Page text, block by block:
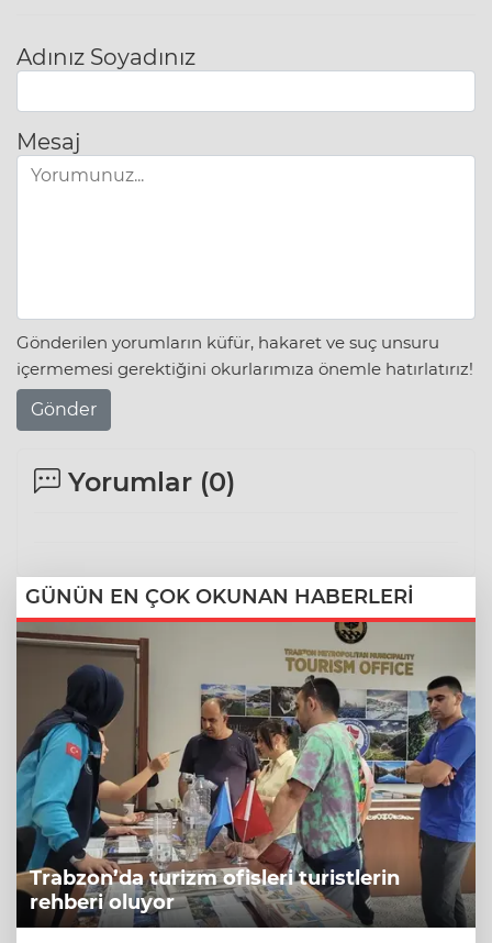
Adınız Soyadınız
Mesaj
Gönderilen yorumların küfür, hakaret ve suç unsuru
içermemesi gerektiğini okurlarımıza önemle hatırlatırız!
Gönder
Yorumlar (0)
GÜNÜN EN ÇOK OKUNAN HABERLERİ
Trabzon’da turizm ofisleri turistlerin
rehberi oluyor